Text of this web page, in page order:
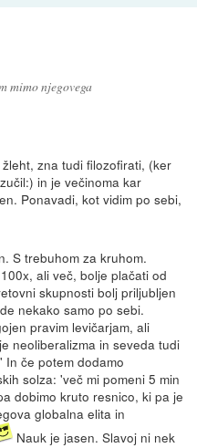
mimo njegovega
zna tudi filozofirati, (ker
in je večinoma kar
Ponavadi, kot vidim po sebi,
S trebuhom za kruhom.
ali več, bolje plačati od
skupnosti bolj priljubljen
nekako samo po sebi.
pravim levičarjam, ali
neoliberalizma in seveda tudi
če potem dodamo
solza: 'več mi pomeni 5 min
dobimo kruto resnico, ki pa je
globalna elita in
Nauk je jasen. Slavoj ni nek